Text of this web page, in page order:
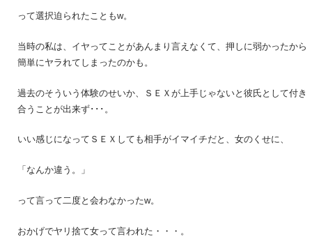
って選択迫られたこともw。
当時の私は、イヤってことがあんまり言えなくて、押しに弱かったから
簡単にヤラれてしまったのかも。
過去のそういう体験のせいか、ＳＥＸが上手じゃないと彼氏として付き
合うことが出来ず･･･。
いい感じになってＳＥＸしても相手がイマイチだと、女のくせに、
「なんか違う。」
って言って二度と会わなかったw。
おかげでヤリ捨て女って言われた・・・。